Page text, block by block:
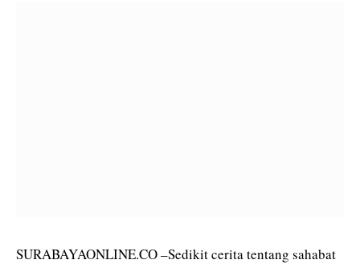
SURABAYAONLINE.CO –Sedikit cerita tentang sahabat